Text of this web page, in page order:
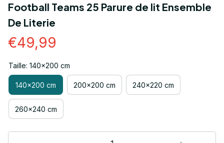
Football Teams 25 Parure de lit Ensemble
De Literie
€49,99
Taille: 140x200 cm
140x200 cm 200x200 cm 240x220 cm
260x240 cm